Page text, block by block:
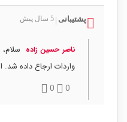
پشتیبانی 5 سال پیش
ناصر حسین زاده
واردات ارجاع داده
0
0